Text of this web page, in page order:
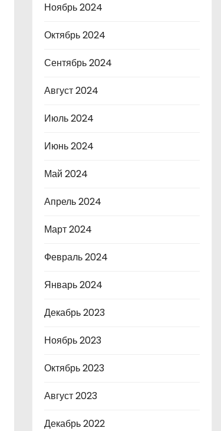
Ноябрь 2024
Октябрь 2024
Сентябрь 2024
Август 2024
Июль 2024
Июнь 2024
Май 2024
Апрель 2024
Март 2024
Февраль 2024
Январь 2024
Декабрь 2023
Ноябрь 2023
Октябрь 2023
Август 2023
Декабрь 2022